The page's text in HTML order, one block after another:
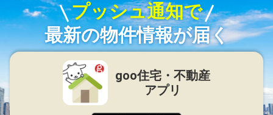
プッシュ通知で
最新の物件情報が届く
goo住宅・不動産
アプリ